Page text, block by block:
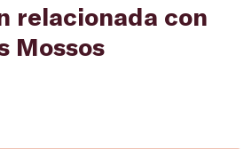
relacionada con
Mossos